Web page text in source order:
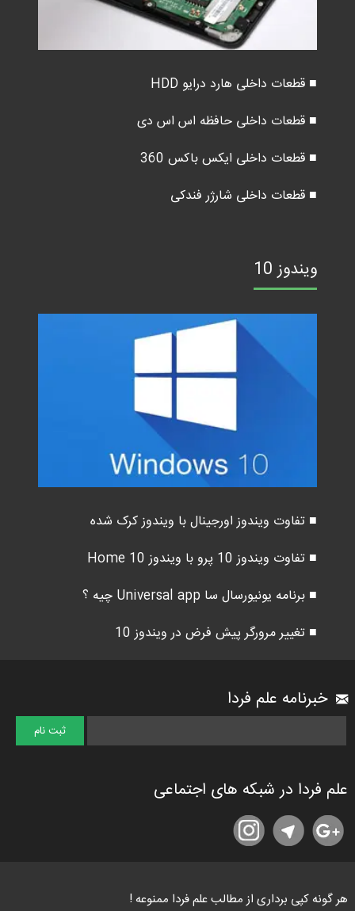
■ قطعات داخلی هارد درایو HDD
■ قطعات داخلی حافظه اس اس دی
■ قطعات داخلی ایکس باکس 360
■ قطعات داخلی شارژر فندکی
ویندوز 10
■ تفاوت ویندوز اورجینال با ویندوز کرک شده
■ تفاوت ویندوز 10 پرو با ویندوز 10 Home
■ برنامه یونیورسال سا Universal app چیه ؟
■ تغییر مرورگر پیش فرض در ویندوز 10
خبرنامه علم فردا
علم فردا در شبکه های اجتماعی
هر گونه کپی برداری از مطالب علم فردا ممنوعه !